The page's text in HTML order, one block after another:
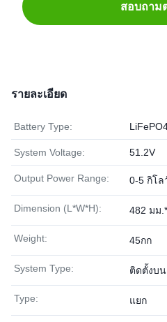
สอบถาม
รายละเอียด
Battery Type:
System Voltage: 51.2V
Output Power Range: 0-5 กิโ
Dimension (L*W*H): 482 มม
Weight: 45กก
System Type: ติดตั้งบ
Type: แยก